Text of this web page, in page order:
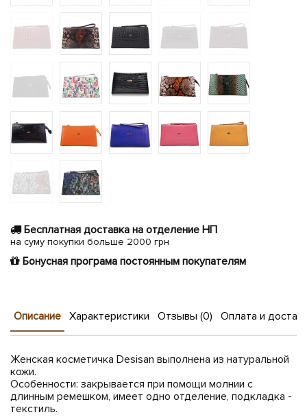
Бесплатная доставка на отделение НП
на суму покупки больше 2000 грн
Бонусная програма постоянным покупателям
Описание Характеристики Отзывы (0) Оплата и
Женская косметичка Desisan выполнена из натуральной
кожи.
Особенности: закрывается при помощи молнии с
длинным ремешком, имеет одно отделение, подкладка -
текстиль.